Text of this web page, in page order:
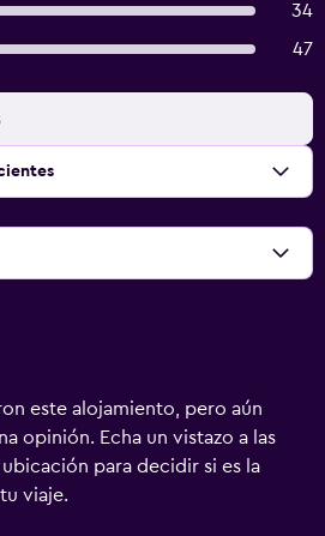
34
47
este alojamiento, pero aún
opinión. Echa un vistazo a las
para decidir si es la
viaje.